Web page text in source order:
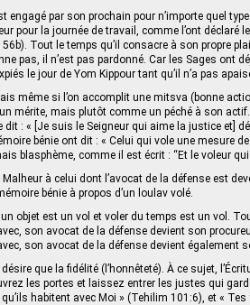
engagé par son prochain pour n’importe quel
pour la journée de travail, comme l’ont déclaré
Tout le temps qu’il consacre à son propre
pas, il n’est pas pardonné. Car les Sages ont
le jour de Yom Kippour tant qu’il n’a pas
même si l’on accomplit une mitsva (bonne
mérite, mais plutôt comme un péché à son
dit : « [Je suis le Seigneur qui aime la justice et]
bénie ont dit : « Celui qui vole une mesure
blasphème, comme il est écrit : “Et le voleur
Malheur à celui dont l’avocat de la défense est
bénie à propos d’un loulav volé.
objet est un vol et voler du temps est un vol.
son avocat de la défense devient son
son avocat de la défense devient également
que la fidélité (l’honnêteté). À ce sujet,
les portes et laissez entrer les justes qui
habitent avec Moi » (Tehilim 101:6), et «